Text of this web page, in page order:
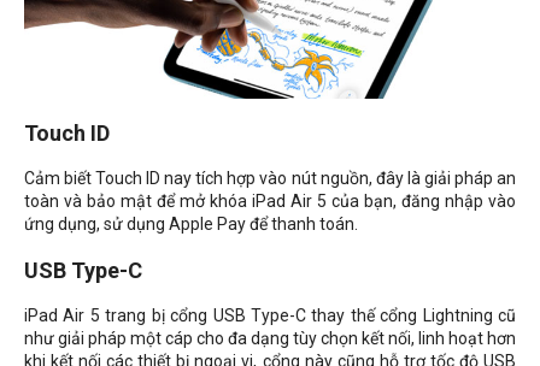
Touch ID
Cảm biết Touch ID nay tích hợp vào nút nguồn, đây là giải pháp an
toàn và bảo mật để mở khóa iPad Air 5 của bạn, đăng nhập vào
ứng dụng, sử dụng Apple Pay để thanh toán.
USB Type-C
iPad Air 5 trang bị cổng USB Type-C thay thế cổng Lightning cũ
như giải pháp một cáp cho đa dạng tùy chọn kết nối, linh hoạt hơn
khi kết nối các thiết bị ngoại vi, cổng này cũng hỗ trợ tốc độ USB